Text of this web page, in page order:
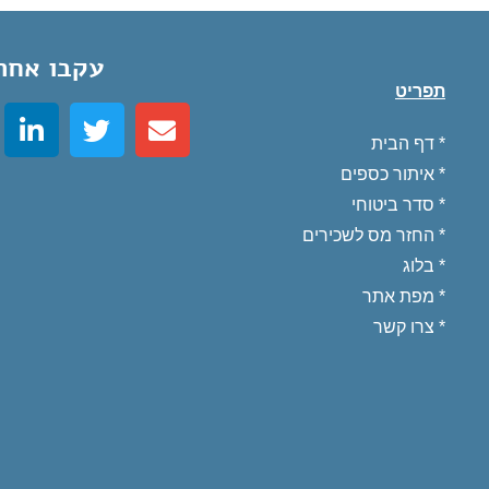
תפריט
* דף הבית
* איתור כספים
* סדר ביטוחי
* החזר מס לשכירים
* בלוג
* מפת אתר
* צרו קשר
עקבו